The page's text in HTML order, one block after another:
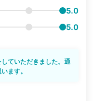
5.0
5.0
ていただきました。通
ます。